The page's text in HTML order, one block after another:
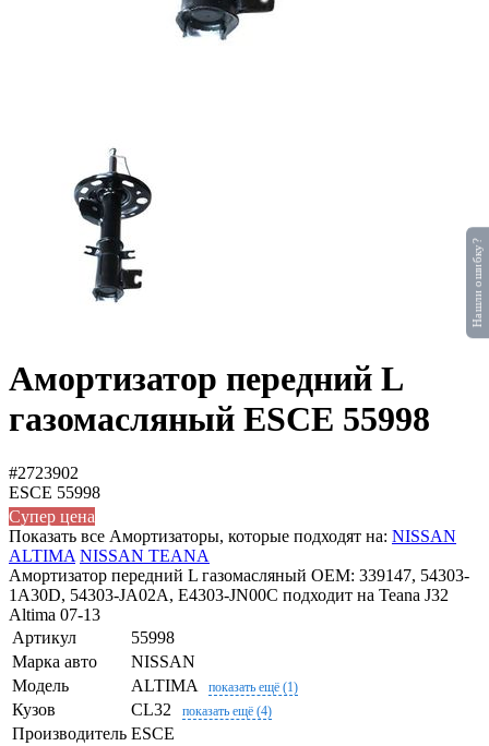
Амортизатор передний L
газомасляный ESCE 55998
#2723902
ESCE 55998
Супер цена
Показать все Амортизаторы, которые подходят на: NISSAN
ALTIMA NISSAN TEANA
Амортизатор передний L газомасляный OEM: 339147, 54303-
1A30D, 54303-JA02A, E4303-JN00C подходит на Teana J32
Altima 07-13
Артикул
55998
Марка авто
NISSAN
Модель
ALTIMA показать ещё (1)
Кузов CL32 показать ещё (4)
Производитель ESCE
Нашли ошибку?